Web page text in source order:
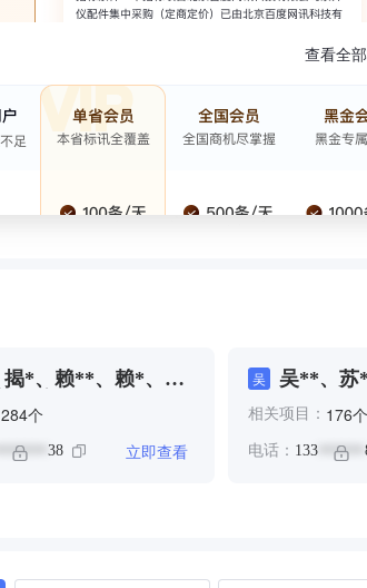
查看全
*、赖**、赖*、邓
284个
38 立即查看
吴 吴**、苏
相关项目： 176个
电话： 133 ******